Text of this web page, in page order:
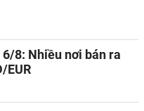
8: Nhiều nơi bán ra
EUR